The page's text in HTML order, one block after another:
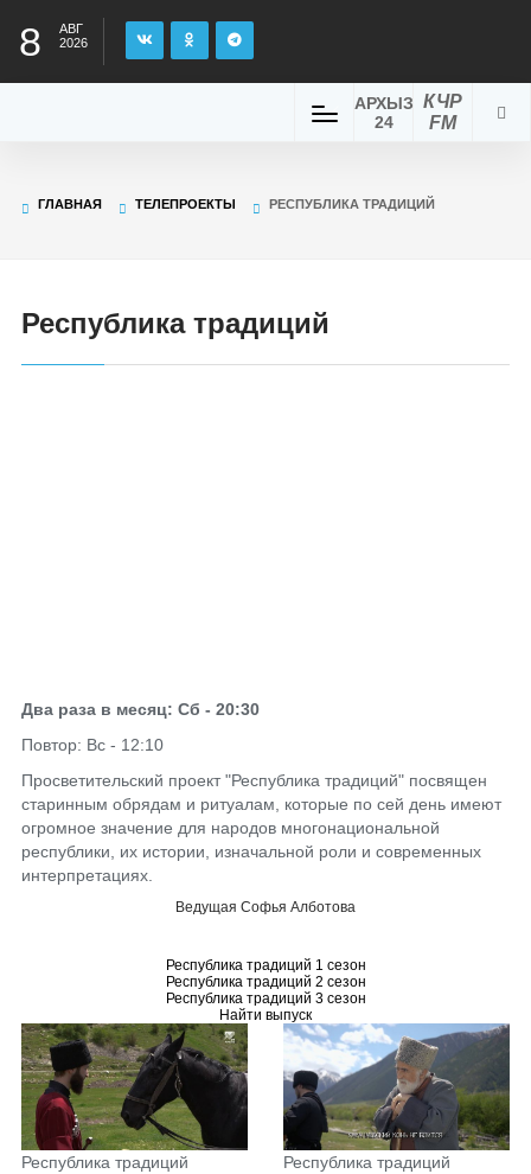
8
АВГ
2026
КЧР
FM
АРХЫЗ
24
ГЛАВНАЯ ТЕЛЕПРОЕКТЫ РЕСПУБЛИКА ТРАДИЦИЙ
Республика традиций
Два раза в месяц: Сб - 20:30
Повтор: Вс - 12:10
Просветительский проект "Республика традиций" посвящен
старинным обрядам и ритуалам, которые по сей день имеют
огромное значение для народов многонациональной
республики, их истории, изначальной роли и современных
интерпретациях.
Ведущая Софья Алботова
Республика традиций 1 сезон
Республика традиций 2 сезон
Республика традиций 3 сезон
Найти выпуск
Республика традиций Республика традиций